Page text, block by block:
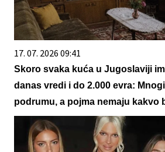
17. 07. 2026 09:41
Skoro svaka kuća u Jugoslaviji
danas vredi i do 2.000 evra:
podrumu, a pojma nemaju kakvo